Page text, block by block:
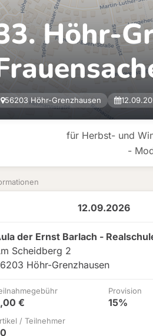
für Herbst- und
-
12.09.2026
der Ernst Barlach -
Scheidberg 2
Höhr-Grenzhausen
€
Provision
15%
/ Teilnehmer
Höhr-
56203 Höhr-Grenzhausen